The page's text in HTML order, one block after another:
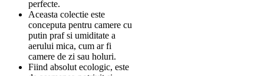
perfecte.
Aceasta colectie este
conceputa pentru camere cu
putin praf si umiditate a
aerului mica, cum ar fi
camere de zi sau holuri.
Fiind absolut ecologic, este